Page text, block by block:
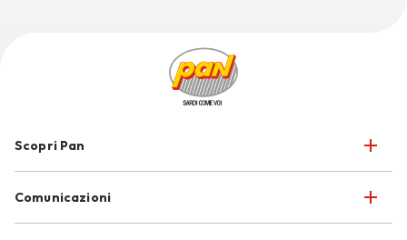
Scopri Pan
Comunicazioni